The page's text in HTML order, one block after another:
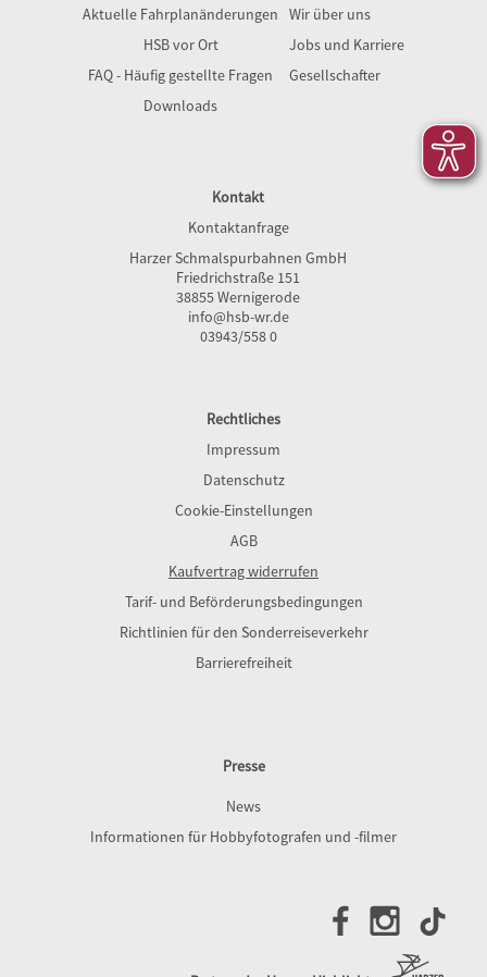
Aktuelle Fahrplanänderungen
HSB vor Ort
FAQ - Häufig gestellte Fragen
Downloads
Wir über uns
Jobs und Karriere
Gesellschafter
Kontakt
Kontaktanfrage
Harzer Schmalspurbahnen GmbH
Friedrichstraße 151
38855 Wernigerode
info@hsb-wr.de
03943/558 0
Rechtliches
Impressum
Datenschutz
Cookie-Einstellungen
AGB
Kaufvertrag widerrufen
Tarif- und Beförderungsbedingungen
Richtlinien für den Sonderreiseverkehr
Barrierefreiheit
Presse
News
Informationen für Hobbyfotografen und -filmer